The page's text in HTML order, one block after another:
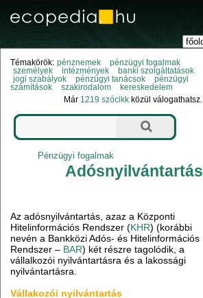
Témakörök: pénznemek
pénzügyi fogalmak
személyek
intézmények
banki szolgáltatások
jogi szabályok
pénzügyi tanácsok
pénzügyi
számítások
szakirodalom
kereskedelem
Már 1219 szócikk közül válogathatsz.
Pénzügyi fogalmak
Adósnyilvántartás
Az adósnyilvántartás, azaz a Központi
Hitelinformációs Rendszer (KHR) (korábbi
nevén a Bankközi Adós- és Hitelinformációs
Rendszer – BAR) két részre tagolódik, a
vállalkozói nyilvántartásra és a lakossági
nyilvántartásra.
Vállakozói nyilvántartás